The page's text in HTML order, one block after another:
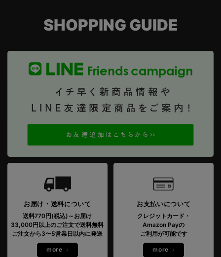
SHOPPING GUIDE
お届け・送料について
送料770円(税込)～お届け
33,000円以上のご注文で送料無料
ご注文から3〜5営業日以内に発送
more
お支払いについて
クレジットカード・
Amazon Payの
ご利用が可能です
more